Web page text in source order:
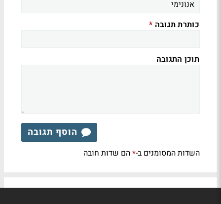
כותרת תגובה *
תוכן התגובה
הוסף תגובה
השדות המסומנים ב-*הם שדות חובה